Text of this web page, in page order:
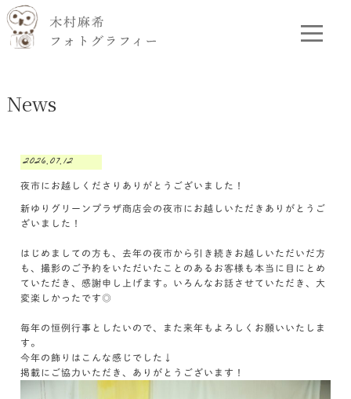
News
2026.07.12
夜市にお越しくださりありがとうございました！
新ゆりグリーンプラザ商店会の夜市にお越しいただきありがとうご
ざいました！
はじめましての方も、去年の夜市から引き続きお越しいただいだ方
も、撮影のご予約をいただいたことのあるお客様も本当に目にとめ
ていただき、感謝申し上げます。いろんなお話させていただき、大
変楽しかったです◎
毎年の恒例行事としたいので、また来年もよろしくお願いいたしま
す。
今年の飾りはこんな感じでした↓
掲載にご協力いただき、ありがとうございます！